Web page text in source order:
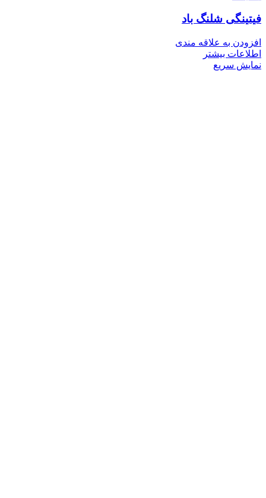
فیتینگی شلنگ باد
افزودن به علاقه مندی
اطلاعات بیشتر
نمایش سریع